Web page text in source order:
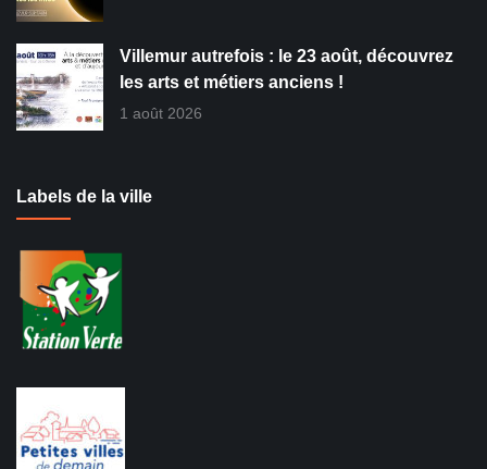
Villemur autrefois : le 23 août, découvrez
les arts et métiers anciens !
1 août 2026
Labels de la ville